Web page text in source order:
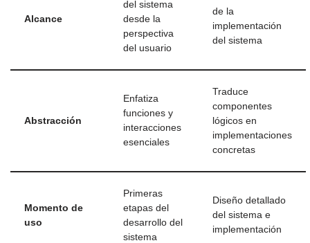
Alcance
del sistema
desde la
perspectiva
del usuario
de la
implementación
del sistema
Abstracción
Enfatiza
funciones y
interacciones
esenciales
Traduce
componentes
lógicos en
implementaciones
concretas
Momento de
uso
Primeras
etapas del
desarrollo del
sistema
Diseño detallado
del sistema e
implementación